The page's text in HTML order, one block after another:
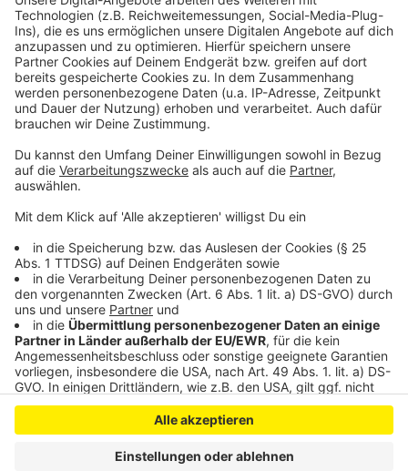
Anzeige
Neuer Gesprächstermin zum Leverkusener
Autobahnausbau
Bürgerfreundliche Leverkusener Stadtverwaltung
kommt gut an
Hohe Durchfallquote bei Leverkusener Fahrschulen
Anzeige
Anzeige